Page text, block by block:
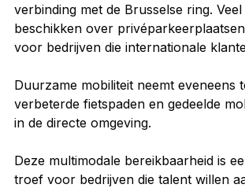
verbinding met de Brusselse ring.
beschikken over
voor bedrijven die internationale
Duurzame mobiliteit neemt eveneens
verbeterde fietspaden en gedeelde
in de directe omgeving.
Deze multimodale bereikbaarheid is
troef voor bedrijven die talent willen